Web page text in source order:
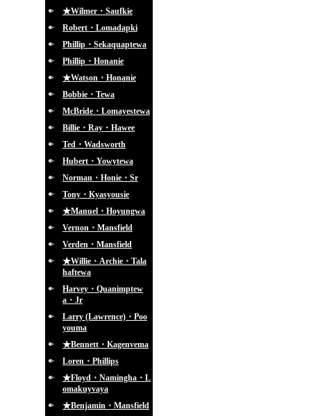
★Wilmer・Saufkie
Robert・Lomadapki
Phillip・Sekaquaptewa
Phillip・Honanie
★Watson・Honanie
Bobbie・Tewa
McBride・Lomayestewa
Billie・Ray・Hawee
Ted・Wadsworth
Hubert・Yowytewa
Norman・Honie・Sr
Tony・Kyasyousie
★Manuel・Hoyungwa
Vernon・Mansfield
Verden・Mansfield
★Willie・Archie・Tala
haftewa
Harvey・Quanimptew
a・Jr
Larry (Lawrence)・Poo
youma
★Bennett・Kagenvema
Loren・Phillips
★Floyd・Namingha・L
omakuyvaya
★Benjamin・Mansfield